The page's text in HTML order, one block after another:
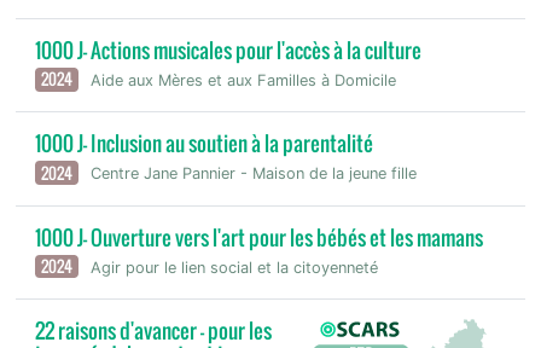
1000 J- Actions musicales pour l'accès à la culture
2024 Aide aux Mères et aux Familles à Domicile
1000 J- Inclusion au soutien à la parentalité
2024 Centre Jane Pannier - Maison de la jeune fille
1000 J- Ouverture vers l'art pour les bébés et les mamans
2024 Agir pour le lien social et la citoyenneté
22 raisons d'avancer - pour les